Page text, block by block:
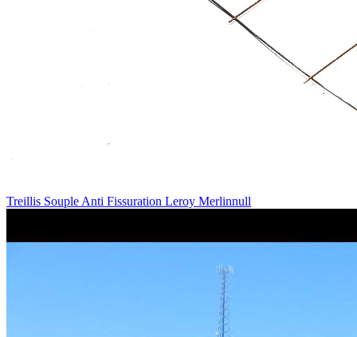
Treillis Souple Anti Fissuration Leroy Merlinnull